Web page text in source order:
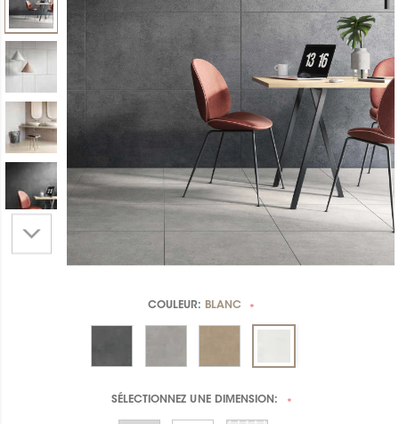
COULEUR: BLANC *
SÉLECTIONNEZ UNEDIMENSION: *